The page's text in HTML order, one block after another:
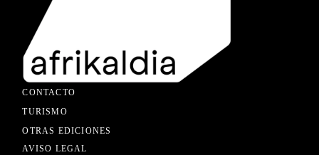
CONTACTO
TURISMO
OTRAS EDICIONES
AVISO LEGAL